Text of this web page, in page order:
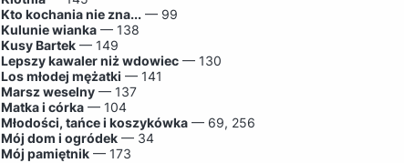
Kto kochania nie zna... — 99
Kulunie wianka — 138
Kusy Bartek — 149
Lepszy kawaler niż wdowiec — 130
Los młodej mężatki — 141
Marsz weselny — 137
Matka i córka — 104
Młodości, tańce i koszykówka — 69, 256
Mój dom i ogródek — 34
Mój pamiętnik — 173